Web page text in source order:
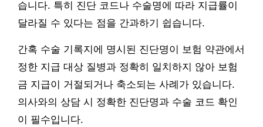
습니다. 특히 진단 코드나 수술명에 따라 지급률이
달라질 수 있다는 점을 간과하기 쉽습니다.
간혹 수술 기록지에 명시된 진단명이 보험 약관에서
정한 지급 대상 질병과 정확히 일치하지 않아 보험
금 지급이 거절되거나 축소되는 사례가 있습니다.
의사와의 상담 시 정확한 진단명과 수술 코드 확인
이 필수입니다.